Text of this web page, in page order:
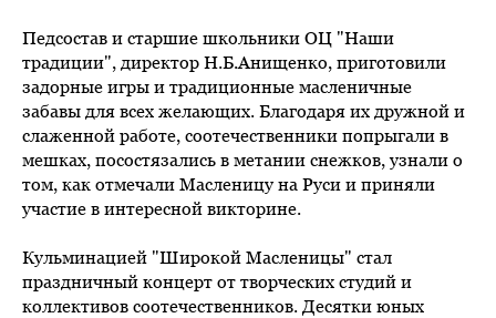
Педсостав и старшие школьники ОЦ "Наши
традиции", директор Н.Б.Анищенко, приготовили
задорные игры и традиционные масленичные
забавы для всех желающих. Благодаря их дружной и
слаженной работе, соотечественники попрыгали в
мешках, посостязались в метании снежков, узнали о
том, как отмечали Масленицу на Руси и приняли
участие в интересной викторине.
Кульминацией "Широкой Масленицы" стал
праздничный концерт от творческих студий и
коллективов соотечественников. Десятки юных